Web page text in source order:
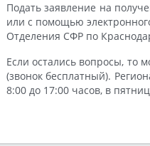
Подать заявление на
или с помощью
Отделения СФР по
Если остались вопросы, то
(звонок бесплатный).
8:00 до 17:00 часов, в